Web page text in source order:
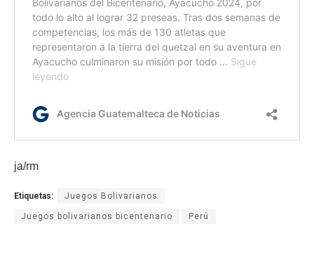
ja/rm
Etiquetas: Juegos Bolivarianos
Juegos bolivarianos bicentenario Perú